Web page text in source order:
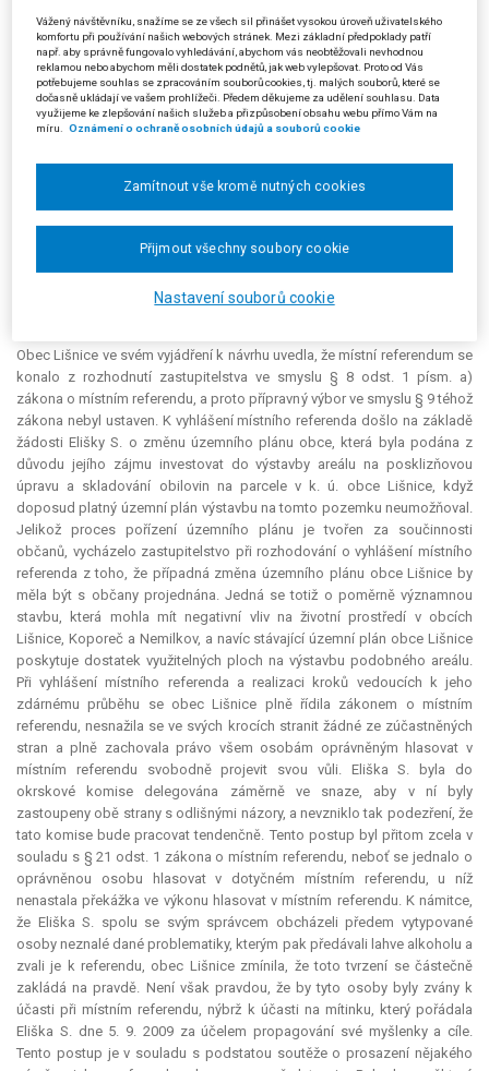
navrhovatele jednala ve svůj prospěch a rovněž mohla svým jednáním v
této komisi ovlivnit ostatní členy komise tak, aby v její prospěch
rozhodli. Navrhovatel je přesvědčen, že členy této komise měly tvořit
nestranné osoby. A jednak dle navrhovatele osoby oprávněné hlasovat v
místním referendu byly před samotným hlasováním ovlivňovány
svým správcem obcházeli předem vytypované osoby, kterým předávali
lahve alkoholu a zvali je k referendu. Jednalo se osoby neznalé
podrobně problematiky věci, zejména pokud se jedná o dopady
zamýšlené stavby na životní prostředí. Tímto jednáním došlo k porušení
zákonnosti, v důsledku čehož byl navrhovatel jakožto občan dotyčné
obce zkrácen na svých právech svobodně rozhodovat o činnosti obce a
jejím životním prostředí, neboť rozhodnutí vzešlé z místního referenda
Obec Lišnice ve svém vyjádření k návrhu uvedla, že místní referendum se
konalo z rozhodnutí zastupitelstva ve smyslu § 8 odst. 1 písm. a)
zákona o místním referendu, a proto přípravný výbor ve smyslu § 9 téhož
zákona nebyl ustaven. K vyhlášení místního referenda došlo na základě
žádosti Elišky S. o změnu územního plánu obce, která byla podána z
důvodu jejího zájmu investovat do výstavby areálu na posklizňovou
úpravu a skladování obilovin na parcele v k. ú. obce Lišnice, když
doposud platný územní plán výstavbu na tomto pozemku neumožňoval.
Jelikož proces pořízení územního plánu je tvořen za součinnosti
občanů, vycházelo zastupitelstvo při rozhodování o vyhlášení místního
referenda z toho, že případná změna územního plánu obce Lišnice by
měla být s občany projednána. Jedná se totiž o poměrně významnou
stavbu, která mohla mít negativní vliv na životní prostředí v obcích
Lišnice, Koporeč a Nemilkov, a navíc stávající územní plán obce Lišnice
poskytuje dostatek využitelných ploch na výstavbu podobného areálu.
Při vyhlášení místního referenda a realizaci kroků vedoucích k jeho
zdárnému průběhu se obec Lišnice plně řídila zákonem o místním
referendu, nesnažila se ve svých krocích stranit žádné ze zúčastněných
stran a plně zachovala právo všem osobám oprávněným hlasovat v
místním referendu svobodně projevit svou vůli. Eliška S. byla do
okrskové komise delegována záměrně ve snaze, aby v ní byly
zastoupeny obě strany s odlišnými názory, a nevzniklo tak podezření, že
tato komise bude pracovat tendenčně. Tento postup byl přitom zcela v
souladu s § 21 odst. 1 zákona o místním referendu, neboť se jednalo o
oprávněnou osobu hlasovat v dotyčném místním referendu, u níž
nenastala překážka ve výkonu hlasovat v místním referendu. K námitce,
že Eliška S. spolu se svým správcem obcházeli předem vytypované
osoby neznalé dané problematiky, kterým pak předávali lahve alkoholu a
zvali je k referendu, obec Lišnice zmínila, že toto tvrzení se částečně
zakládá na pravdě. Není však pravdou, že by tyto osoby byly zvány k
účasti při místním referendu, nýbrž k účasti na mítinku, který pořádala
Eliška S. dne 5. 9. 2009 za účelem propagování své myšlenky a cíle.
Tento postup je v souladu s podstatou soutěže o prosazení nějakého
Vážený návštěvníku, snažíme se ze všech sil přinášet vysokou úroveň uživatelského
komfortu při používání našich webových stránek. Mezi základní předpoklady patří
např. aby správně fungovalo vyhledávání, abychom vás neobtěžovali nevhodnou
reklamou nebo abychom měli dostatek podnětů, jak web vylepšovat. Proto od Vás
potřebujeme souhlas se zpracováním souborů cookies, tj. malých souborů, které se
dočasně ukládají ve vašem prohlížeči. Předem děkujeme za udělení souhlasu. Data
využijeme ke zlepšování našich služeb a přizpůsobení obsahu webu přímo Vám na
míru.
Oznámení o ochraně osobních údajů a souborů cookie
Nastavení souborů cookie
Zamítnout vše kromě nutných cookies
Přijmout všechny soubory cookie